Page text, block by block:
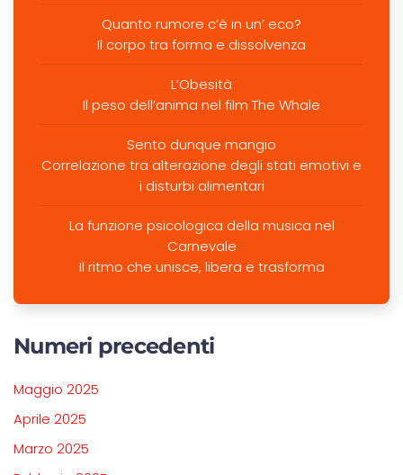
Quanto rumore c’è in un’ eco?
Il corpo tra forma e dissolvenza
L’Obesità
Il peso dell’anima nel film The Whale
Sento dunque mangio
Correlazione tra alterazione degli stati emotivi e
i disturbi alimentari
La funzione psicologica della musica nel
Carnevale
Il ritmo che unisce, libera e trasforma
Numeri precedenti
Maggio 2025
Aprile 2025
Marzo 2025